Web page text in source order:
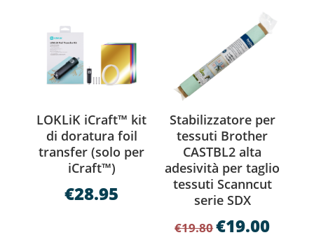
LOKLiK iCraft™ kit
di doratura foil
transfer (solo per
iCraft™)
€28.95
Stabilizzatore per
tessuti Brother
CASTBL2 alta
adesività per taglio
tessuti Scanncut
serie SDX
€19.80 Il
€19.00Il